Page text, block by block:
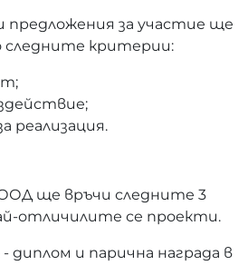
предложения за участие ще
следните критерии:
реализация.
ще връчи следните 3
отличилите се проекти.
- диплом и парична награда в